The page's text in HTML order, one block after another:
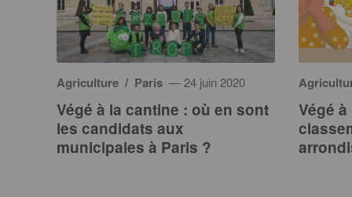
Agriculture / Paris — 24 juin 2020
Végé à la cantine : où en sont
les candidats aux
municipales à Paris ?
Végé